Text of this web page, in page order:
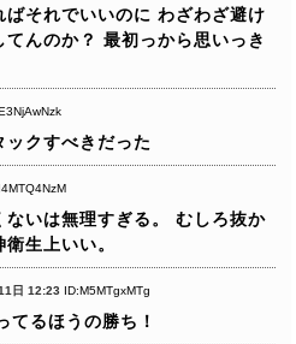
ばそれでいいのに わざわざ避け
んのか？ 最初っから思いっき
クすべきだった
いは無理すぎる。
むしろ抜か
生上いい。
日 12:23 ID:M5MTgxMTg
るほうの勝ち！